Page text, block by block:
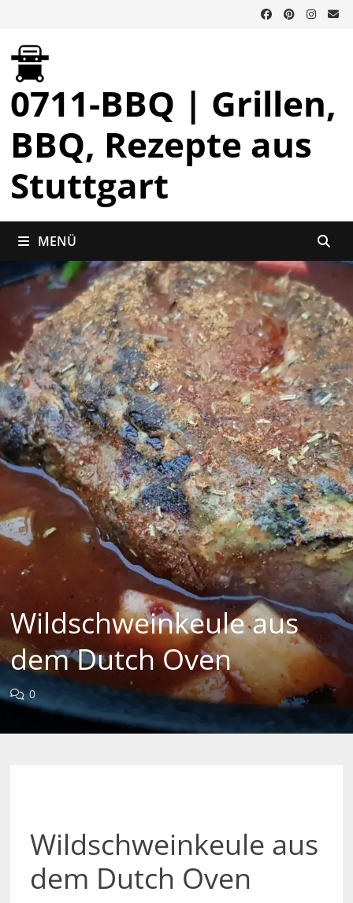
Inhalt
0711-BBQ | Grillen,
BBQ, Rezepte aus
Stuttgart
MENÜ
Wildschweinkeule aus
dem Dutch Oven
0
Wildschweinkeule aus
dem Dutch Oven